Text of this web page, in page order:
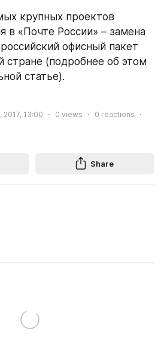
крупных проектов
в «Почте России» – замена
офисный пакет
стране (подробнее об этом
статье).
2017, 13:00 0 views 0 reactions
Share